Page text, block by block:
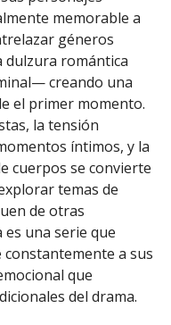
memorable a
géneros
romántica
creando una
el primer momento.
la tensión
íntimos, y la
cuerpos se convierte
temas de
de otras
es una serie que
a sus
que
del drama.